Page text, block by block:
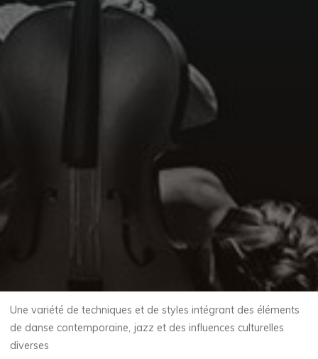
Une variété de techniques et de styles intégrant des éléments
de danse contemporaine, jazz et des influences culturelles
diverses